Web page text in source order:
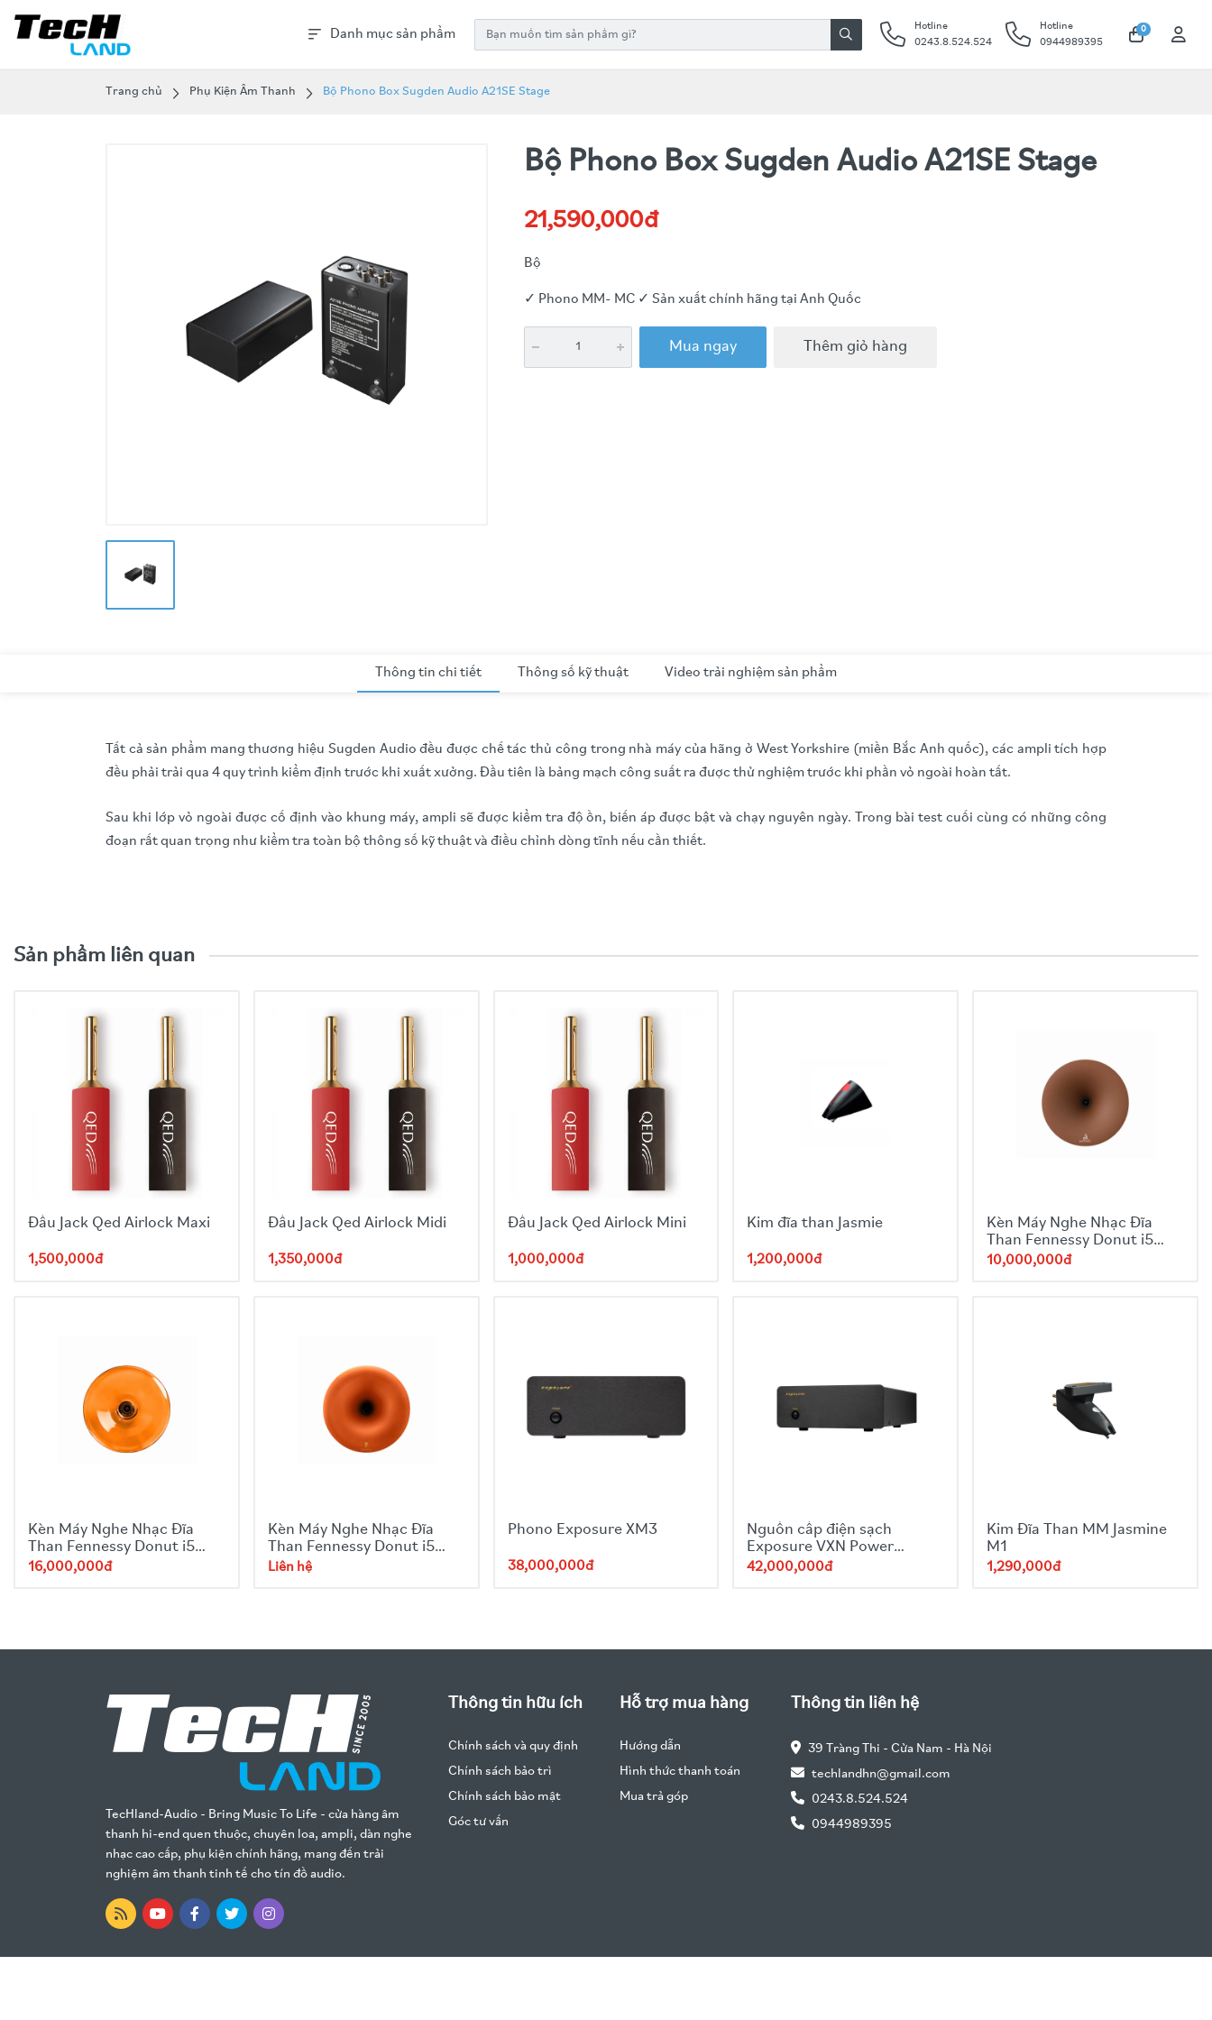
Danh mục sản phẩm
Hotline
0243.8.524.524
Hotline
0944989395
0
Trang chủ Phụ Kiện Âm Thanh Bộ Phono Box Sugden Audio A21SE Stage
Bộ Phono Box Sugden Audio A21SE Stage
21,590,000đ
Bộ
✓ Phono MM- MC ✓ Sản xuất chính hãng tại Anh Quốc
Mua ngay Thêm giỏ hàng
Thông tin chi tiết Thông số kỹ thuật Video trải nghiệm sản phẩm
Tất cả sản phẩm mang thương hiệu Sugden Audio đều được chế tác thủ công trong nhà máy của hãng ở West Yorkshire (miền Bắc Anh quốc), các ampli tích hợp
đều phải trải qua 4 quy trình kiểm định trước khi xuất xưởng. Đầu tiên là bảng mạch công suất ra được thử nghiệm trước khi phần vỏ ngoài hoàn tất.
Sau khi lớp vỏ ngoài được cố định vào khung máy, ampli sẽ được kiểm tra độ ồn, biến áp được bật và chạy nguyên ngày. Trong bài test cuối cùng có những công
đoạn rất quan trọng như kiểm tra toàn bộ thông số kỹ thuật và điều chỉnh dòng tĩnh nếu cần thiết.
- Load Adjustment:
MM fixed load 47k
- Frequency Response:
+/-1.5dB 20Hz-20kHz
- Signal to Noise:
- Gross Weight:
50 x 140 x 77mm
Sản phẩm liên quan
Đầu Jack Qed Airlock Maxi
1,500,000đ
Đầu Jack Qed Airlock Midi
1,350,000đ
Đầu Jack Qed Airlock Mini
1,000,000đ
Kim đĩa than Jasmie
1,200,000đ
Kèn Máy Nghe Nhạc Đĩa
Than Fennessy Donut i5
Year of Snake
10,000,000đ
Kèn Máy Nghe Nhạc Đĩa
Than Fennessy Donut i5
Amber
16,000,000đ
Kèn Máy Nghe Nhạc Đĩa
Than Fennessy Donut i5
Year of Horse
Liên hệ
Phono Exposure XM3
38,000,000đ
Nguồn cấp điện sạch
Exposure VXN Power
Supply
42,000,000đ
Kim Đĩa Than MM Jasmine
M1
1,290,000đ
TecHland-Audio - Bring Music To Life - cửa hàng âm
thanh hi-end quen thuộc, chuyên loa, ampli, dàn nghe
nhạc cao cấp, phụ kiện chính hãng, mang đến trải
nghiệm âm thanh tinh tế cho tín đồ audio.
Thông tin hữu ích
Chính sách và quy định
Chính sách bảo trì
Chính sách bảo mật
Góc tư vấn
Hỗ trợ mua hàng
Hướng dẫn
Hình thức thanh toán
Mua trả góp
Thông tin liên hệ
39 Tràng Thi - Cửa Nam - Hà Nội
techlandhn@gmail.com
0243.8.524.524
0944989395